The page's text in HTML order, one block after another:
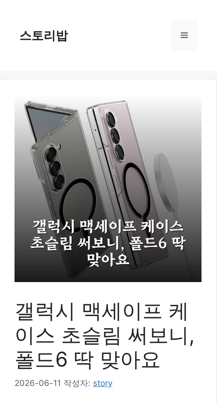
스토리밥 메
갤럭시 맥세이프 케
이스 초슬림 써보니,
폴드6 딱 맞아요
2026-06-11 작성자: story